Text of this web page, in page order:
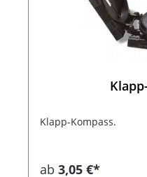
Klapp-Kompass.
ab 3,05 €*